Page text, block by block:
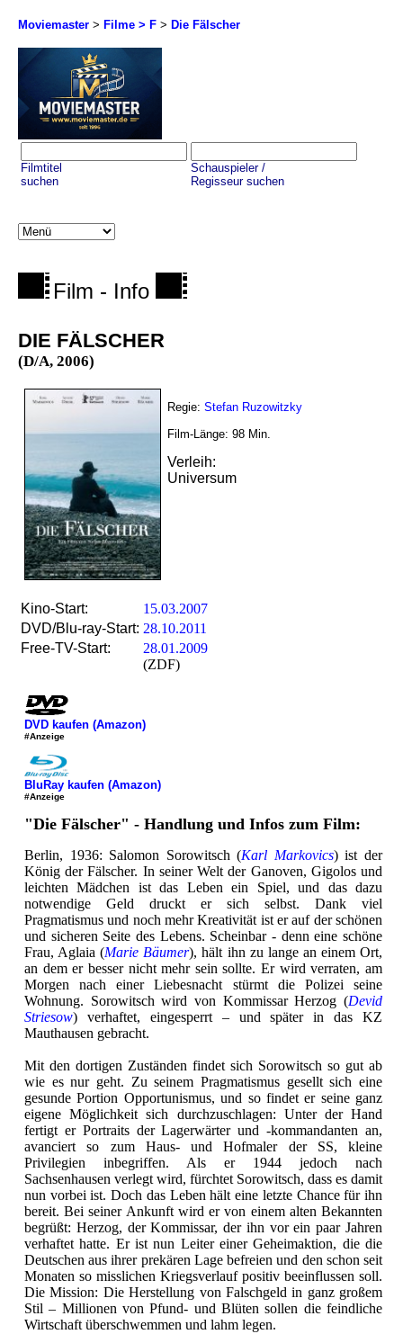
Moviemaster > Filme > F > Die Fälscher
Filmtitel
suchen
Schauspieler /
Regisseur suchen
Film - Info
DIE FÄLSCHER
(D/A, 2006)
Regie: Stefan Ruzowitzky
Film-Länge: 98 Min.
Verleih:
Universum
Kino-Start:
15.03.2007
DVD/Blu-ray-Start: 28.10.2011
Free-TV-Start:
28.01.2009
(ZDF)
DVD kaufen (Amazon)
#Anzeige
BluRay kaufen (Amazon)
#Anzeige
"Die Fälscher" - Handlung und Infos zum Film:
Berlin, 1936: Salomon Sorowitsch (Karl Markovics) ist der
König der Fälscher. In seiner Welt der Ganoven, Gigolos und
leichten Mädchen ist das Leben ein Spiel, und das dazu
notwendige Geld druckt er sich selbst. Dank viel
Pragmatismus und noch mehr Kreativität ist er auf der schönen
und sicheren Seite des Lebens. Scheinbar - denn eine schöne
Frau, Aglaia (Marie Bäumer), hält ihn zu lange an einem Ort,
an dem er besser nicht mehr sein sollte. Er wird verraten, am
Morgen nach einer Liebesnacht stürmt die Polizei seine
Wohnung. Sorowitsch wird von Kommissar Herzog (Devid
Striesow) verhaftet, eingesperrt – und später in das KZ
Mauthausen gebracht.
Mit den dortigen Zuständen findet sich Sorowitsch so gut ab
wie es nur geht. Zu seinem Pragmatismus gesellt sich eine
gesunde Portion Opportunismus, und so findet er seine ganz
eigene Möglichkeit sich durchzuschlagen: Unter der Hand
fertigt er Portraits der Lagerwärter und -kommandanten an,
avanciert so zum Haus- und Hofmaler der SS, kleine
Privilegien inbegriffen. Als er 1944 jedoch nach
Sachsenhausen verlegt wird, fürchtet Sorowitsch, dass es damit
nun vorbei ist. Doch das Leben hält eine letzte Chance für ihn
bereit. Bei seiner Ankunft wird er von einem alten Bekannten
begrüßt: Herzog, der Kommissar, der ihn vor ein paar Jahren
verhaftet hatte. Er ist nun Leiter einer Geheimaktion, die die
Deutschen aus ihrer prekären Lage befreien und den schon seit
Monaten so misslichen Kriegsverlauf positiv beeinflussen soll.
Die Mission: Die Herstellung von Falschgeld in ganz großem
Stil – Millionen von Pfund- und Blüten sollen die feindliche
Wirtschaft überschwemmen und lahm legen.